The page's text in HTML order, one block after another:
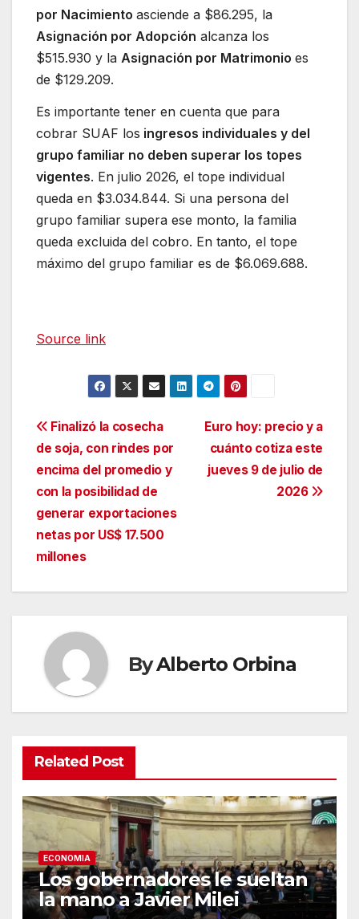
por Nacimiento asciende a $86.295, la
Asignación por Adopción alcanza los
$515.930 y la Asignación por Matrimonio es
de $129.209.
Es importante tener en cuenta que para
cobrar SUAF los ingresos individuales y del
grupo familiar no deben superar los topes
vigentes. En julio 2026, el tope individual
queda en $3.034.844. Si una persona del
grupo familiar supera ese monto, la familia
queda excluida del cobro. En tanto, el tope
máximo del grupo familiar es de $6.069.688.
Source link
Navegación
de
entradas
Euro hoy: precio y a
cuánto cotiza este
jueves 9 de julio de
2026
Finalizó la cosecha
de soja, con rindes por
encima del promedio y
con la posibilidad de
generar exportaciones
netas por US$ 17.500
millones
ByAlberto Orbina
Related Post
ECONOMIA
Los gobernadores le sueltan
la mano a Javier Milei